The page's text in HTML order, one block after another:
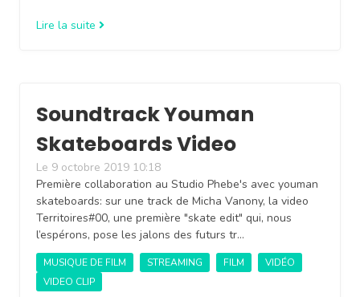
Lire la suite
Soundtrack Youman
Skateboards Video
Le 9 octobre 2019 10:18
Première collaboration au Studio Phebe's avec youman
skateboards: sur une track de Micha Vanony, la video
Territoires#00, une première "skate edit" qui, nous
l’espérons, pose les jalons des futurs tr…
MUSIQUE DE FILM STREAMING FILM
VIDÉO
VIDEO CLIP